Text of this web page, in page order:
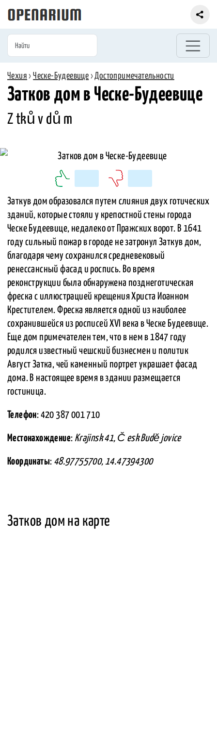
Чехия ›Ческе-Будеевице ›Достопримечательности
Затков дом в Ческе-Будеевице
Z tků v dů m
Заткув дом образовался путем слияния двух готических
зданий, которые стояли у крепостной стены города
Ческе Будеевице, недалеко от Пражских ворот. В 1641
году сильный пожар в городе не затронул Заткув дом,
благодаря чему сохранился средневековый
ренессансный фасад и роспись. Во время
реконструкции была обнаружена позднеготическая
фреска с иллюстрацией крещения Христа Иоанном
Крестителем. Фреска является одной из наиболее
сохранившейся из росписей XVI века в Ческе Будеевице.
Еще дом примечателен тем, что в нем в 1847 году
родился известный чешский бизнесмен и политик
Август Затка, чей каменный портрет украшает фасад
дома. В настоящее время в здании размещается
гостиница.
Телефон: 420 387 001 710
Местонахождение: Krajinsk 41, Č esk Budě jovice
Координаты: 48.97755700, 14.47394300
Затков дом на карте